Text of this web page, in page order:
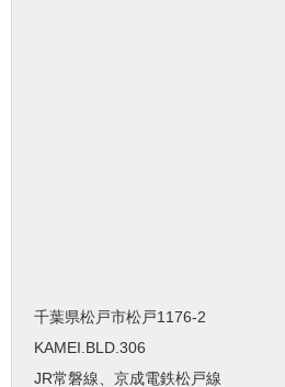
千葉県松戸市松戸1176-2
KAMEI.BLD.306
JR常磐線、京成電鉄松戸線